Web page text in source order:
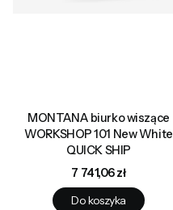
MONTANA biurko wiszące
WORKSHOP 101 New White
QUICK SHIP
Cena
7 741,06 zł
Do koszyka